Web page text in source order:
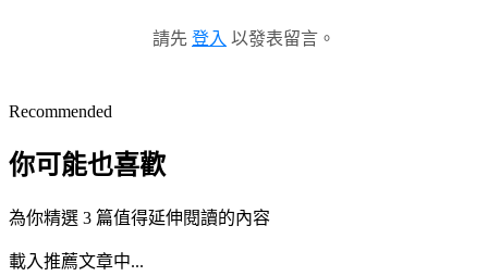
請先 登入 以發表留言。
Recommended
你可能也喜歡
為你精選 3 篇值得延伸閱讀的內容
載入推薦文章中...